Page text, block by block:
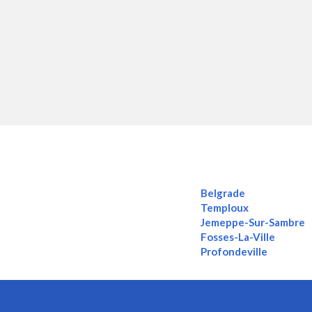
Belgrade
Temploux
Jemeppe-Sur-Sambre
Fosses-La-Ville
Profondeville